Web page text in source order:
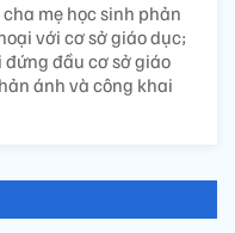
mẹ học sinh phản
với cơ sở giáo dục;
đầu cơ sở giáo
ánh và công khai